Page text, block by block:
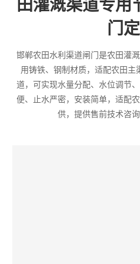
田灌溉渠道专用
门
邯郸农田水利渠道闸门是农田灌
用铸铁、钢制材质，适配农田
道，可实现水量分配、水位调节
便、止水严密，安装简单，适配
供，提供售前技术咨